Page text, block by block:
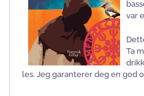
var
Ta
les. Jeg garanterer deg en god